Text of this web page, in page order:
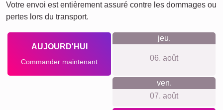
Votre envoi est entièrement assuré contre les dommages ou
pertes lors du transport.
AUJOURD'HUI
Commander maintenant
jeu.
06. août
ven.
07. août